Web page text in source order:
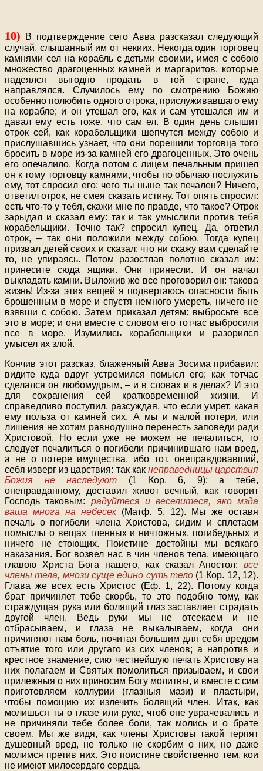
10) В подтверждение сего Авва разсказал следующий
случай, слышанный им от некиих. Некогда один торговец
камнями сел на корабль с детьми своими, имея с собою
множество драгоценных камней и маргаритов, которые
надеялся выгодно продать в той стране, куда
направлялся. Случилось ему по смотрению Божию
особенно полюбить одного отрока, прислуживавшаго ему
на корабле; и он утешал его, как и сам утешался им и
давал ему есть тоже, что сам ел. В один день слышит
отрок сей, как корабельщики шепчутся между собою и
прислушавшись узнает, что они порешили торговца того
бросить в море из-за камней его драгоценных. Это очень
его опечалило. Когда потом с лицем печальным пришел
он к тому торговцу камнями, чтобы по обычаю послужить
ему, тот спросил его: чего ты ныне так печален? Ничего,
ответил отрок, не смея сказать истину. Тот опять спросил:
есть что-то у тебя, скажи мне по правде, что такое? Отрок
зарыдал и сказал ему: так и так умыслили против тебя
корабельщики. Точно так? спросил купец. Да, ответил
отрок, – так они положили между собою. Тогда купец
призвал детей своих и сказал: что ни скажу вам сделайте
то, не упираясь. Потом разостлав полотно сказал им:
принесите сюда ящики. Они принесли. И он начал
выкладать камни. Выложив же все проговорил он: такова
жизнь! Из-за этих вещей я подвергаюсь опасности быть
брошенным в море и спустя немного умереть, ничего не
взявши с собою. Затем приказал детям: выбросьте все
это в море; и они вместе с словом его тотчас выбросили
все в море. Изумились корабельщики и разорился
умысел их злой.
Кончив этот разсказ, блаженяый Авва Зосима прибавил:
видите куда вдруг устремился помысл его; как тотчас
сделался он любомудрым, – и в словах и в делах? И это
для сохранения сей кратковременной жизни. И
справедливо поступил, разсуждая, что если умрет, какая
ему польза от камней сих. А мы и малой потери, или
лишения не хотим равнодушно перенесть заповеди ради
Христовой. Но если уже не можем не печалиться, то
следует печалиться о погибели причинившаго нам вред,
а не о потере имущества, ибо тот, онеправдовавший,
себя изверг из царствия: так как неправедницы царствия
Божия не наследуют (1 Кор. 6, 9); а тебе,
онеправданному, доставил живот вечный, как говорит
Господь таковым: радуйтеся и веселитеся, яко мзда
ваша многа на небесех(Матф. 5, 12). Мы же оставя
печаль о погибели члена Христова, сидим и сплетаем
помыслы о вещах тленных и ничтожных. погибедьных и
ничего не стоющих. Поистине достойны мы всякаго
наказания. Бог возвел нас в чин членов тела, имеющаго
главою Христа Бога нашего, как сказал Апостол: все
члены тела, мнози суще едино суть тело(1 Кор. 12, 12).
Глава же всех есть Христос (Еф. 1, 22). Потому когда
брат причиняет тебе скорбь, то это подобно тому, как
страждущая рука или болящий глаз заставляет страдать
другой член. Ведь руки мы не отсекаем и не
отбрасываем, и глаза не выкалываем, когда они
причиняют нам боль, почитая большим для себя вредом
отъятие того или другаго из сих членов; а напротив и
крестное знамение, сию честнейшую печать Христову на
них полагаем и Святых помолиться призываем, и свои
прилежныя о них приносим Богу молитвы, и вместе с сим
приготовляем коллурии (глазныя мази) и пластыри,
чтобы помощию их излечить болящий член. Итак, как
молишься ты о глазе или руке, чтоб оне уврачевались и
не причиняли тебе более боли, так молись и о брате
своем. Мы же видя, как члены Христовы такой терпят
душевный вред, не только не скорбим о них, но даже
молимся претив них. Это поистине свойственно тем, кои
не имеют милосердаго сердца.